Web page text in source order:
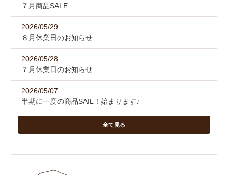
７月商品SALE
2026/05/29
８月休業日のお知らせ
2026/05/28
７月休業日のお知らせ
2026/05/07
半期に一度の商品SAIL！始まります♪
全て見る